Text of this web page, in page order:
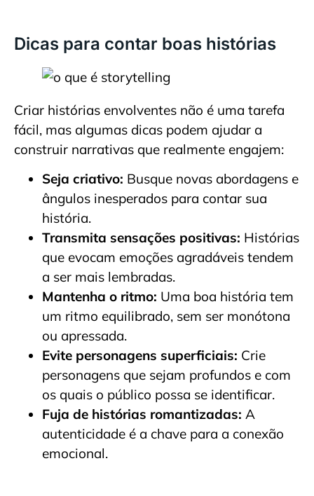
Dicas para contar boas histórias
Criar histórias envolventes não é uma tarefa
fácil, mas algumas dicas podem ajudar a
construir narrativas que realmente engajem:
Seja criativo: Busque novas abordagens e
ângulos inesperados para contar sua
história.
Transmita sensações positivas: Histórias
que evocam emoções agradáveis tendem
a ser mais lembradas.
Mantenha o ritmo: Uma boa história tem
um ritmo equilibrado, sem ser monótona
ou apressada.
Evite personagens superficiais: Crie
personagens que sejam profundos e com
os quais o público possa se identificar.
Fuja de histórias romantizadas: A
autenticidade é a chave para a conexão
emocional.